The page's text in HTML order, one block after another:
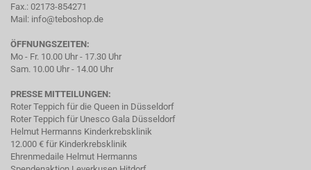
Fax.: 02173-854271
Mail: info@teboshop.de
ÖFFNUNGSZEITEN:
Mo - Fr. 10.00 Uhr - 17.30 Uhr
Sam. 10.00 Uhr - 14.00 Uhr
PRESSE MITTEILUNGEN:
Roter Teppich für die Queen in Düsseldorf
Roter Teppich für Unesco Gala Düsseldorf
Helmut Hermanns Kinderkrebsklinik
12.000 € für Kinderkrebsklinik
Ehrenmedaile Helmut Hermanns